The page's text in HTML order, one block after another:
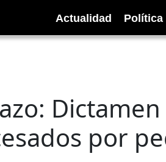
Actualidad Política
por